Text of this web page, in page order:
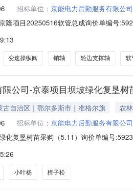
招标单位： 京能电力后勤服务有限公司
隆项目20250516软管总成询价单编号
后勤服务有限公司收货地址:内蒙古乌兰
变速操纵阀 销轴 轮边支撑轴 软
公司-京泰项目坝坡绿化复垦树
古自治区｜鄂尔多斯市｜准格尔旗
农
招标单位： 京能电力后勤服务有限公司
化复垦树苗采购（5.11）询价单编号
发电如果以上打不开，请用淘宝账号登录
小叶杨 樟子松